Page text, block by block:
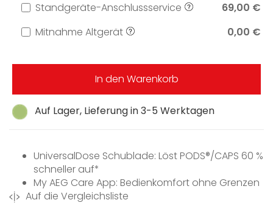
Auf Lager, Lieferung in 3-5 Werktagen
Standgeräte-Anschlussservice
69,00 €
Mitnahme Altgerät
0,00 €
In den Warenkorb
UniversalDose Schublade: Löst PODS®/CAPS 60 %
schneller auf*
My AEG Care App: Bedienkomfort ohne Grenzen
Wifi Vernetzung per WLAN über MyAEG Care App
Auf die Vergleichsliste